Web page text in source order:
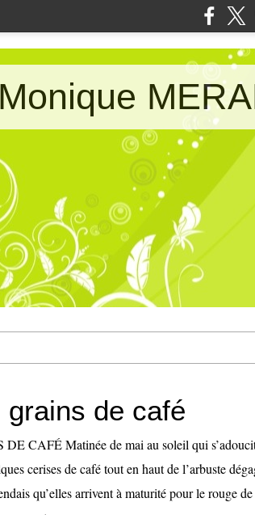
grains de café
CAFÉ Matinée de mai au soleil qui
cerises de café tout en haut de l’arbuste
qu’elles arrivent à maturité pour le rouge de